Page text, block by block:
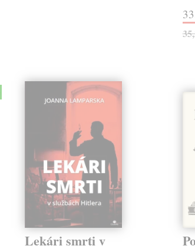
Lekári smrti v